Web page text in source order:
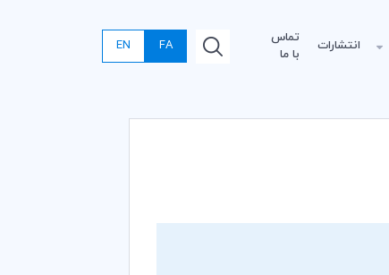
انتشارات
تماس
با ما
FA
EN